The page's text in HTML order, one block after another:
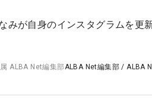
みが自身のインスタグラムを更
属ALBA Net編集部ALBA Net編集部 /ALBA